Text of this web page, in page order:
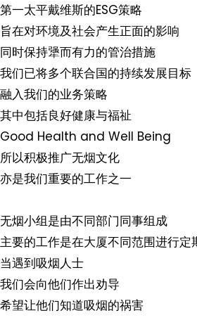
第一太平戴维斯的ESG策略
旨在对环境及社会产生正面的影响
同时保持犟而有力的管治措施
我们已将多个联合国的持续发展目标
融入我们的业务策略
其中包括良好健康与福祉
Good Health and Well Being
所以积极推广无烟文化
亦是我们重要的工作之一
无烟小组是由不同部门同事组成
主要的工作是在大厦不同范围进行定
当遇到吸烟人士
我们会向他们作出劝导
希望让他们知道吸烟的祸害